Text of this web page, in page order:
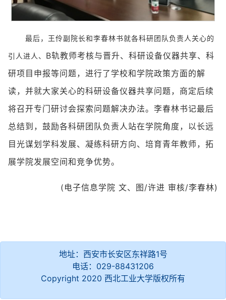
最后，王伶副院长和李春林书就各科研团队负责人关心的
引人进人、 B轨教师考核与晋升、科研设备仪器共享、科
研项目申报等问题，进行了学校和学院政策方面的解
读，并就大家关心的科研设备仪器共享问题，商定后续
将召开专门研讨会探索问题解决办法。李春林书记最后
总结到，鼓励各科研团队负责人站在学院角度，以长远
目光谋划学科发展、凝练科研方向、培育青年教师，拓
展学院发展空间和竞争优势。
(电子信息学院 文、图/许进 审核/李春林)
地址：西安市长安区东祥路1号
电话：029-88431206
Copyright 2020 西北工业大学版权所有